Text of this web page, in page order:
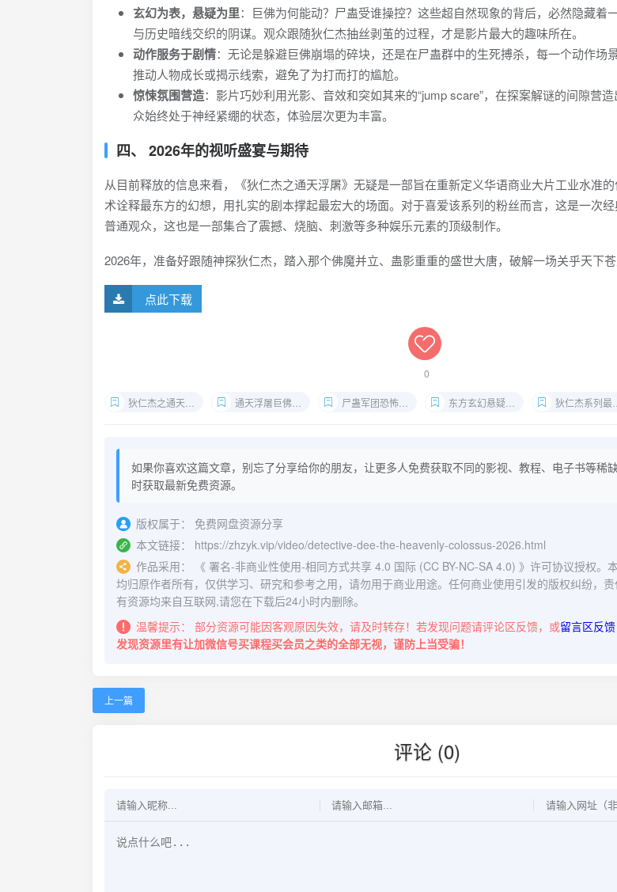
玄幻为表，悬疑为里：巨佛为何能动？尸蛊受谁操控？这些超自然现象的背后，必然隐藏着
与历史暗线交织的阴谋。观众跟随狄仁杰抽丝剥茧的过程，才是影片最大的趣味所在。
动作服务于剧情：无论是躲避巨佛崩塌的碎块，还是在尸蛊群中的生死搏杀，每一个动作场
推动人物成长或揭示线索，避免了为打而打的尴尬。
惊悚氛围营造：影片巧妙利用光影、音效和突如其来的“jump scare”，在探案解谜的间隙营
众始终处于神经紧绷的状态，体验层次更为丰富。
四、 2026年的视听盛宴与期待
从目前释放的信息来看，《狄仁杰之通天浮屠》无疑是一部旨在重新定义华语商业大片工业水准
术诠释最东方的幻想，用扎实的剧本撑起最宏大的场面。对于喜爱该系列的粉丝而言，这是一次
普通观众，这也是一部集合了震撼、烧脑、刺激等多种娱乐元素的顶级制作。
2026年，准备好跟随神探狄仁杰，踏入那个佛魔并立、蛊影重重的盛世大唐，破解一场关乎天下苍
点此下载
0
狄仁杰之通天浮屠2026电影下载 通天浮屠巨佛攻城解析 尸蛊军团恐怖场景 东方玄幻悬疑电影推荐 狄仁杰系列最新作观看
如果你喜欢这篇文章，别忘了分享给你的朋友，让更多人免费获取不同的影视、教程、电子书等稀
时获取最新免费资源。
版权属于：
免费网盘资源分享
本文链接：
https://zhzyk.vip/video/detective-dee-the-heavenly-colossus-2026.html
作品采用：
《 署名-非商业性使用-相同方式共享 4.0 国际 (CC BY-NC-SA 4.0) 》许可协议授权。
均归原作者所有，仅供学习、研究和参考之用，请勿用于商业用途。任何商业使用引发的版权纠纷，
有资源均来自互联网,请您在下载后24小时内删除。
温馨提示：
部分资源可能因客观原因失效，请及时转存！若发现问题请评论区反馈，或留言区反馈
发现资源里有让加微信号买课程买会员之类的全部无视，谨防上当受骗！
上一篇
评论 (0)